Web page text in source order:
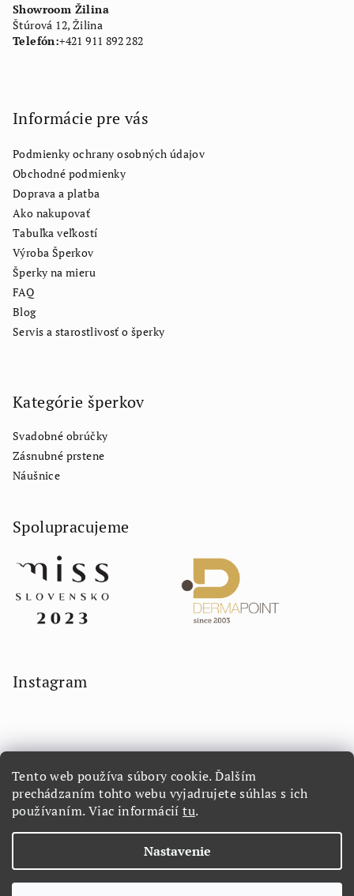
Tento web používa súbory cookie. Ďalším
prechádzaním tohto webu vyjadrujete súhlas s ich
používaním. Viac informáciítu.
Nastavenie
Showroom Žilina
Štúrová 12, Žilina
Telefón:+421 911 892 282
Informácie pre vás
Podmienky ochrany osobných údajov
Obchodné podmienky
Doprava a platba
Ako nakupovať
Tabuľka veľkostí
Výroba Šperkov
Šperky na mieru
FAQ
Blog
Servis a starostlivosť o šperky
Kategórie šperkov
Svadobné obrúčky
Zásnubné prstene
Náušnice
Spolupracujeme
Instagram
Sledovať na Instagrame
Copyright 2026LORETTA.SK. Všetky práva vyhradené.